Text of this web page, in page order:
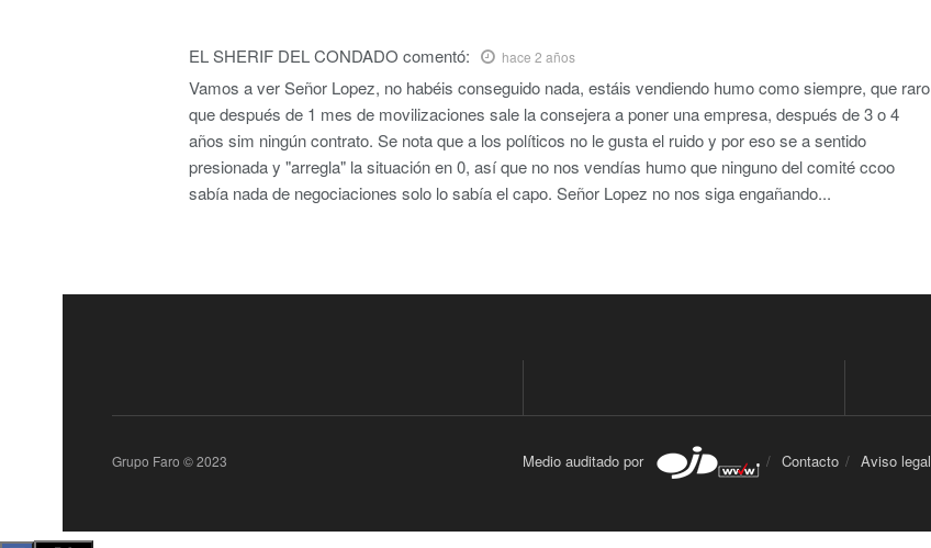
EL SHERIF DEL CONDADO comentó: hace 2 años
Vamos a ver Señor Lopez, no habéis conseguido nada, estáis vendiendo humo como siempre, que raro
que después de 1 mes de movilizaciones sale la consejera a poner una empresa, después de 3 o 4
años sim ningún contrato. Se nota que a los políticos no le gusta el ruido y por eso se a sentido
presionada y "arregla" la situación en 0, así que no nos vendías humo que ninguno del comité ccoo
sabía nada de negociaciones solo lo sabía el capo. Señor Lopez no nos siga engañando...
Medio auditado por Contacto Aviso legal
Grupo Faro © 2023